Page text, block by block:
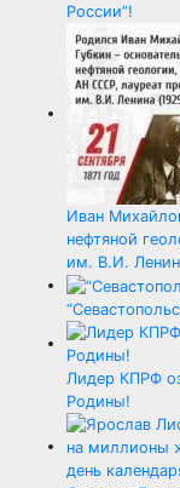
России”!
Иван
нефтяной
им. В.И.
Лидер КПРФ
Родины!